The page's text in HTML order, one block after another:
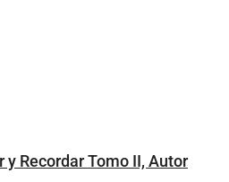
Recordar Tomo II, Autor